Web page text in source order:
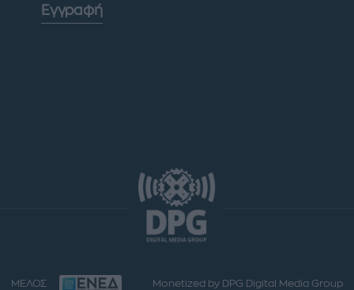
Εγγραφή
ΜΕΛΟΣ Monetized by DPG Digital Media Group